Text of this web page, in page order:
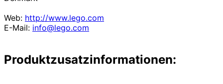
Web: http://www.lego.com
E-Mail: info@lego.com
Produktzusatzinformationen: